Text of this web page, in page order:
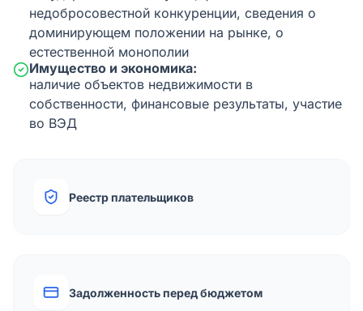
недобросовестной конкуренции, сведения о
доминирующем положении на рынке, о
естественной монополии
Имущество и экономика:
наличие объектов недвижимости в
собственности, финансовые результаты, участие
во ВЭД
Реестр плательщиков
Задолженность перед бюджетом